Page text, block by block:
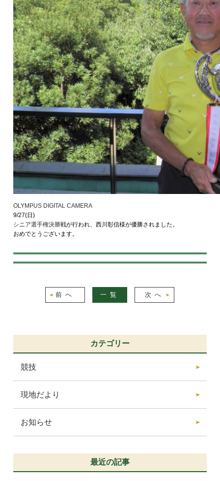
OLYMPUS DIGITAL CAMERA
9/27(日)
シニア選手権決勝戦が行われ、西川彰信様が優勝されました。
おめでとうございます。
前へ 一覧 次へ
カテゴリー
競技
現地だより
お知らせ
最近の記事